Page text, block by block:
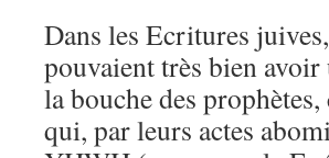
Dans les Ecritures
pouvaient très bien
la bouche des
qui, par leurs actes